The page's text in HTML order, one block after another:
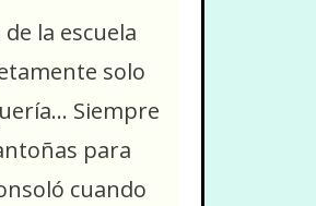
la escuela
solo
Siempre
para
cuando